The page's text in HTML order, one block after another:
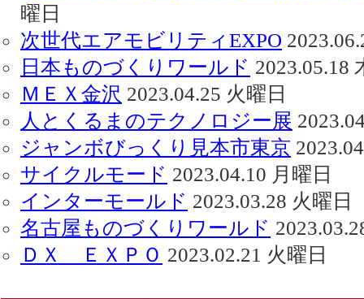
曜日
次世代エアモビリティEXPO
日本ものづくりワールド 2023.05.18
ＭＥＸ金沢 2023.04.25 火曜日
人とくるまのテクノロジー展
ジャンボびっくり見本市東京
サイクルモード 2023.04.10 月曜日
インターモールド 2023.03.28 火曜日
名古屋ものづくりワールド
ＤＸ ＥＸＰＯ 2023.02.21 火曜日